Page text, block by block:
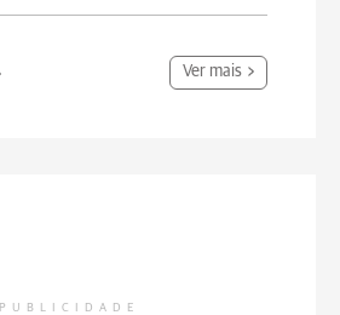
Ver mais
PUBLICIDADE